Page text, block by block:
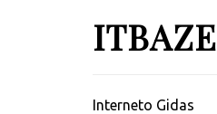
ITBAZE
Interneto Gidas